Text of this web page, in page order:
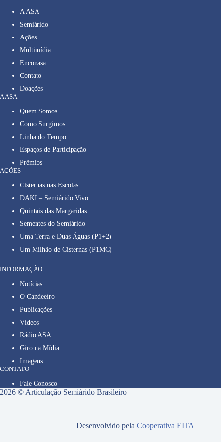
A ASA
Semiárido
Ações
Multimídia
Enconasa
Contato
Doações
A ASA
Quem Somos
Como Surgimos
Linha do Tempo
Espaços de Participação
Prêmios
AÇÕES
Cisternas nas Escolas
DAKI – Semiárido Vivo
Quintais das Margaridas
Sementes do Semiárido
Uma Terra e Duas Águas (P1+2)
Um Milhão de Cisternas (P1MC)
INFORMAÇÃO
Notícias
O Candeeiro
Publicações
Vídeos
Rádio ASA
Giro na Mídia
Imagens
CONTATO
Fale Conosco
2026 © Articulação Semiárido Brasileiro
Desenvolvido pelaCooperativa EITA